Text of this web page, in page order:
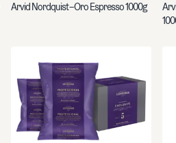
Arvid Nordquist – Oro Espresso 1000g